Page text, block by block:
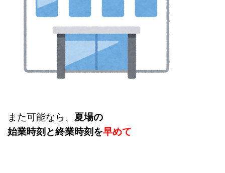
また可能なら、 夏場の
始業時刻と終業時刻を早めて